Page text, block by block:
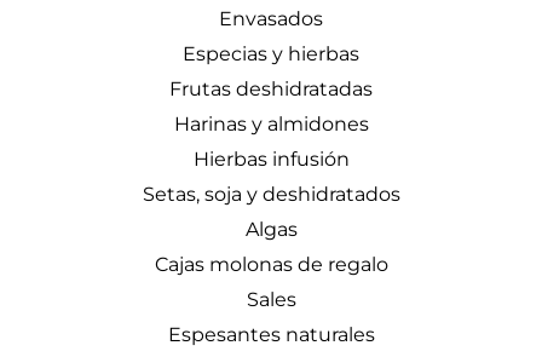
Envasados
Especias y hierbas
Frutas deshidratadas
Harinas y almidones
Hierbas infusión
Setas, soja y deshidratados
Algas
Cajas molonas de regalo
Sales
Espesantes naturales